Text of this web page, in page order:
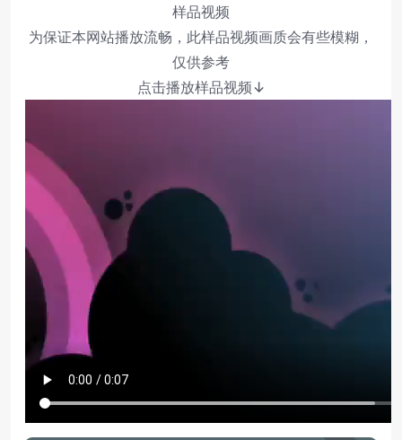
样品视频
为保证本网站播放流畅，此样品视频画质会有些模糊，
仅供参考
点击播放样品视频↓